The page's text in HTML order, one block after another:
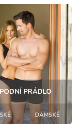
PRÁDLO
DÁMSKÉ